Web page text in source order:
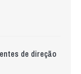
de direção